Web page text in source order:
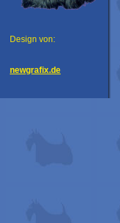
Design von:
newgrafix.de